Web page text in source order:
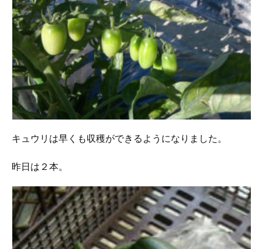
キュウリは早くも収穫ができるようになりました。
昨日は２本。